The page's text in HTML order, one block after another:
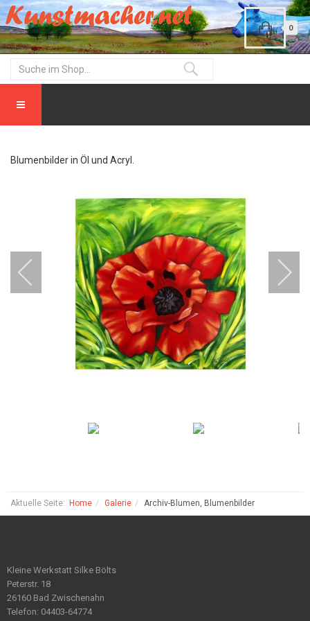
0
Blumenbilder in Öl und Acryl.
Aktuelle Seite: Home Galerie Archiv-Blumen, Blumenbilder
Kleine Werkstatt Silke Bölts
Peterstr. 18
26160 Bad Zwischenahn
Telefon: 04403-64774